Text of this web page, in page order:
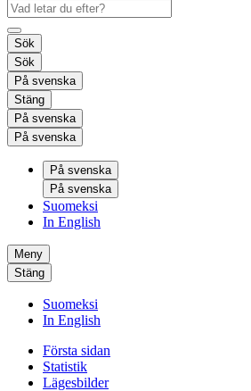
Sök
Sök
På svenska
Stäng
På svenska
På svenska
På svenska
På svenska
Suomeksi
In English
Meny
Stäng
Suomeksi
In English
Första sidan
Statistik
Lägesbilder